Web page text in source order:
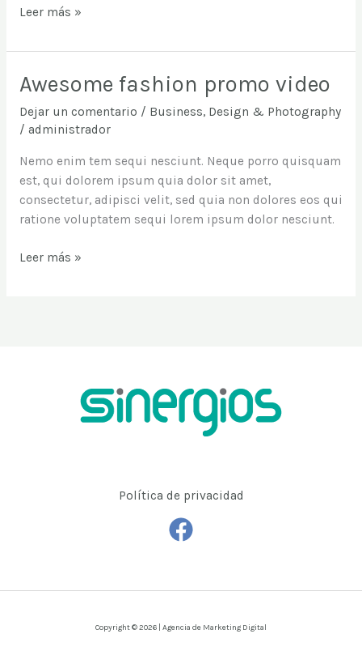
Leer más »
Awesome fashion promo video
Dejar un comentario / Business, Design & Photography
/ administrador
Nemo enim tem sequi nesciunt. Neque porro quisquam
est, qui dolorem ipsum quia dolor sit amet,
consectetur, adipisci velit, sed quia non dolores eos qui
ratione voluptatem sequi lorem ipsum dolor nesciunt.
Awesome
promo
video
Leer más »
Política de privacidad
Copyright © 2026 | Agencia de Marketing Digital